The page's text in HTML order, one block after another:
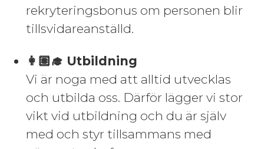
rekryteringsbonus om personen blir
tillsvidareanställd.
👩🏽‍🎓 Utbildning
Vi är noga med att alltid utvecklas
och utbilda oss. Därför lägger vi stor
vikt vid utbildning och du är själv
med och styr tillsammans med